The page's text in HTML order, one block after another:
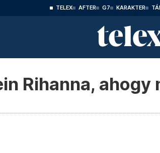
TELEX AFTER G7 KARAKTER
Rihanna, ahogy